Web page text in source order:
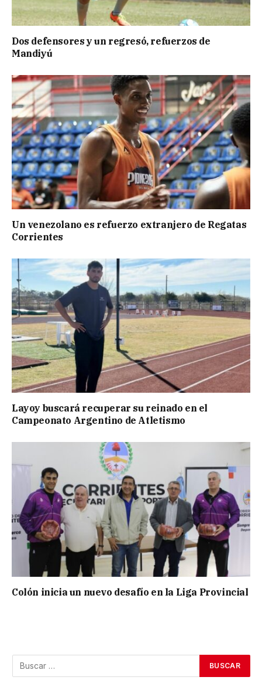
Dos defensores y un regresó, refuerzos de
Mandiyú
Un venezolano es refuerzo extranjero de Regatas
Corrientes
Layoy buscará recuperar su reinado en el
Campeonato Argentino de Atletismo
Colón inicia un nuevo desafío en la Liga Provincial